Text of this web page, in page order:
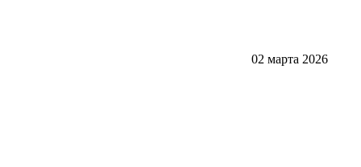
02 марта 2026